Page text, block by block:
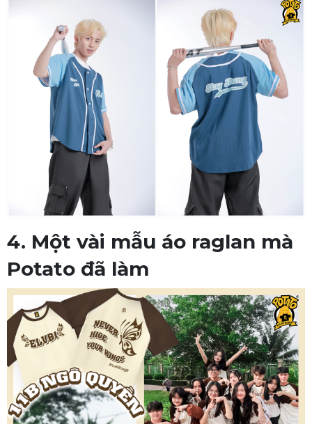
4. Một vài mẫu áo raglan mà
Potato đã làm